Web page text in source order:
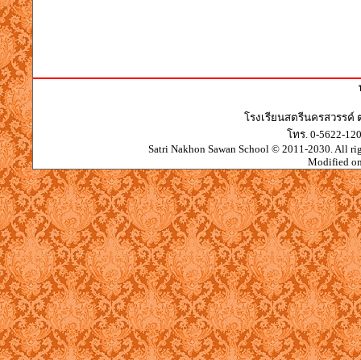
โรงเรียนสตรีนครสวรรค์
โทร. 0-5622-
Satri Nakhon Sawan School © 2011-2030. All
Modified